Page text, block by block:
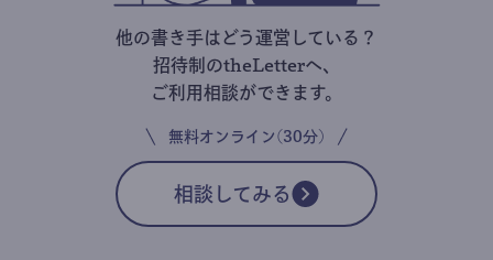
他の書き手はどう運営している？
招待制のtheLetterへ、
ご利用相談ができます。
無料オンライン(30分)
相談してみる